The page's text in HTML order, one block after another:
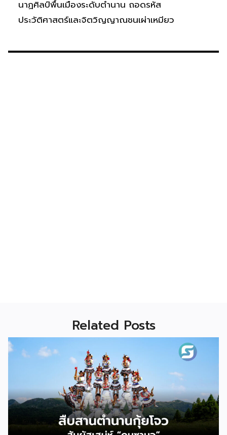
นาฏศิลป์พื้นเมืองระดับตำนาน ถอดรหัส
ประวัติศาสตร์และจิตวิญญาณชนเผ่าเหมียว
Related Posts